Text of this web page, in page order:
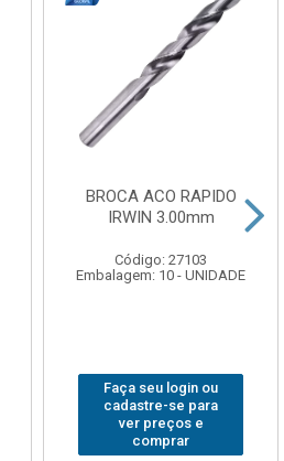
BROCA ACO RAPIDO
IRWIN 3.00mm
Código: 27103
Embalagem: 10 - UNIDADE
Faça seu login ou
cadastre-se para
ver preços e
comprar